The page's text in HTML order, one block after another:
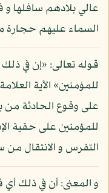
عالي بلادهم سافلها و
السماء عليهم
قوله تعالى: «إن في
للمؤمنين» الآية
على وقوع الحادثة من
للمؤمنين على حقية
التفرس و الانتقال من
و المعنى: أن في ذلك